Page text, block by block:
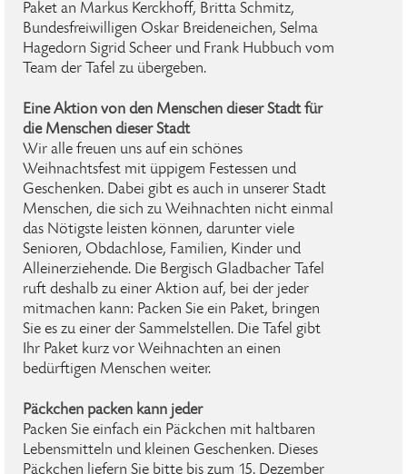
Paket an Markus Kerckhoff, Britta Schmitz,
Bundesfreiwilligen Oskar Breideneichen, Selma
Hagedorn Sigrid Scheer und Frank Hubbuch vom
Team der Tafel zu übergeben.
Eine Aktion von den Menschen dieser Stadt für
die Menschen dieser Stadt
Wir alle freuen uns auf ein schönes
Weihnachtsfest mit üppigem Festessen und
Geschenken. Dabei gibt es auch in unserer Stadt
Menschen, die sich zu Weihnachten nicht einmal
das Nötigste leisten können, darunter viele
Senioren, Obdachlose, Familien, Kinder und
Alleinerziehende. Die Bergisch Gladbacher Tafel
ruft deshalb zu einer Aktion auf, bei der jeder
mitmachen kann: Packen Sie ein Paket, bringen
Sie es zu einer der Sammelstellen. Die Tafel gibt
Ihr Paket kurz vor Weihnachten an einen
bedürftigen Menschen weiter.
Päckchen packen kann jeder
Packen Sie einfach ein Päckchen mit haltbaren
Lebensmitteln und kleinen Geschenken. Dieses
Päckchen liefern Sie bitte bis zum 15. Dezember